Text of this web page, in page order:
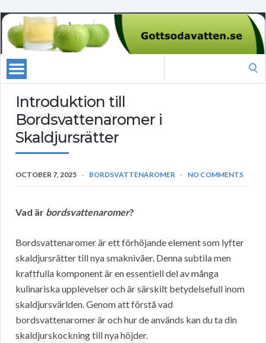
Introduktion till
Bordsvattenaromer i
Skaldjursrätter
OCTOBER 7, 2025 BORDSVATTENAROMER NO COMMENTS
Vad är bordsvattenaromer?
Bordsvattenaromer är ett förhöjande element som lyfter
skaldjursrätter till nya smaknivåer. Denna subtila men
kraftfulla komponent är en essentiell del av många
kulinariska upplevelser och är särskilt betydelsefull inom
skaldjursvärlden. Genom att förstå vad
bordsvattenaromer är och hur de används kan du ta din
skaldjurskockning till nya höjder.